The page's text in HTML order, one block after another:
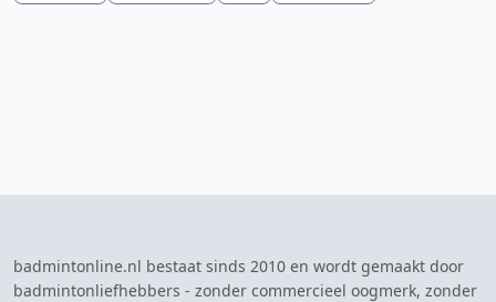
badmintonline.nl bestaat sinds 2010 en wordt gemaakt door
badmintonliefhebbers - zonder commercieel oogmerk, zonder